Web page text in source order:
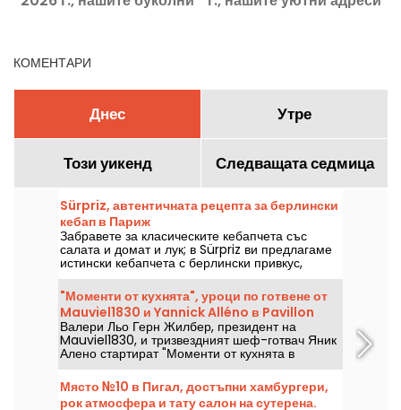
КОМЕНТАРИ
Днес Утре
Този уикенд Следващата седмица
Sürpriz, автентичната рецепта за берлински
кебап в Париж
Забравете за класическите кебапчета със
салата и домат и лук; в Sürpriz ви предлагаме
истински кебапчета с берлински привкус,
пълни с пресни зеленчуци, перфектно
изпечено месо и домашно приготвени сосове.
Добри новини за жителите на Източен Париж: в
Бастилията току-що отвори врати нов адрес!
"Моменти от кухнята", уроци по готвене от
Mauviel1830 и Yannick Alléno в Pavillon
Ledoyen
Валери Льо Герн Жилбер, президент на
Mauviel1830, и тризвездният шеф-готвач Яник
Алено стартират "Моменти от кухнята в
Ledoyen", за да споделят знанията си за
продуктите и техниките на готвене с
кулинарните ентусиасти.
Място №10 в Пигал, достъпни хамбургери,
рок атмосфера и тату салон на сутерена.